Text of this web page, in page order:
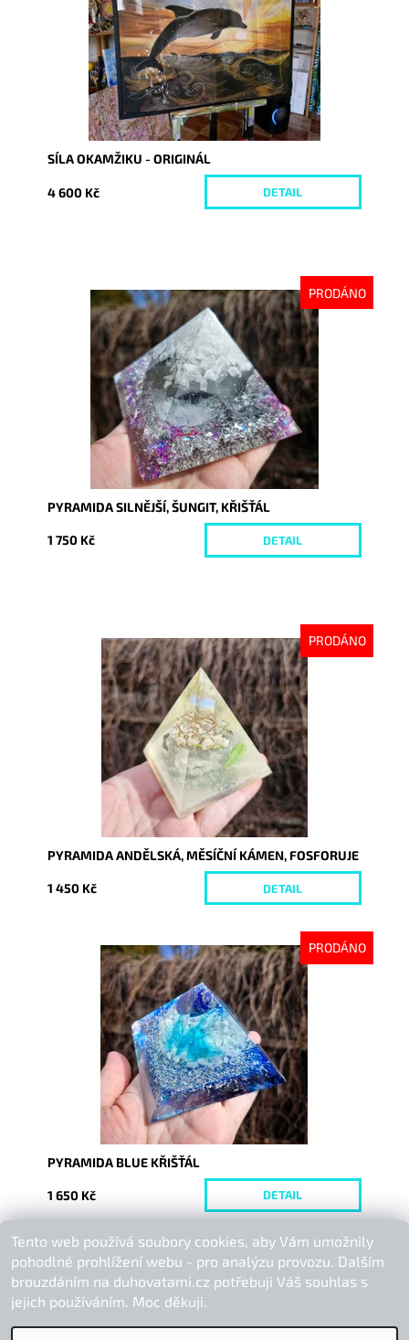
SÍLA OKAMŽIKU - ORIGINÁL
4 600 Kč DETAIL
PRODÁNO
Dostupnost:
Vyprodáno
10143
PYRAMIDA SILNĚJŠÍ, ŠUNGIT, KŘIŠŤÁL
1 750 Kč DETAIL
PRODÁNO
Dostupnost:
Vyprodáno
10145
PYRAMIDA ANDĚLSKÁ, MĚSÍČNÍ KÁMEN, FOSFORUJE
1 450 Kč DETAIL
PRODÁNO
Dostupnost:
Vyprodáno
10151
PYRAMIDA BLUE KŘIŠŤÁL
1 650 Kč DETAIL
Buďte první, kdo napíše příspěvek k této položce.
Přidat komentář
Tento web používá soubory cookies, aby Vám umožnily
pohodlné prohlížení webu - pro analýzu provozu. Dalším
brouzdáním na duhovatami.cz potřebuji Váš souhlas s
jejich používáním. Moc děkuji.